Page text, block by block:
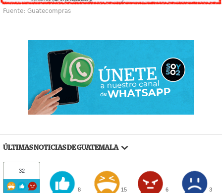
Fuente: Guatecompras
ÚLTIMAS NOTICIAS DE GUATEMALA
32
8 15 6 3